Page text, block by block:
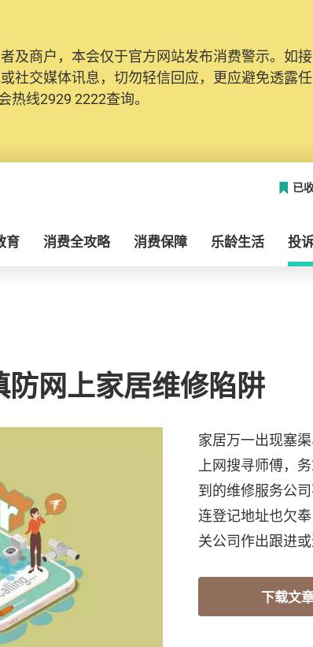
及商户，本会仅于官方网站发布消费警示。如
社交媒体讯息，切勿轻信回应，更应避免透露
热线2929 2222查询。
已
育 消费全攻略 消费保障 乐龄生活 投
网上家居维修陷阱
家居万一出现塞
上网搜寻师傅，
到的维修服务公
连登记地址也欠
关公司作出跟进或
下载文